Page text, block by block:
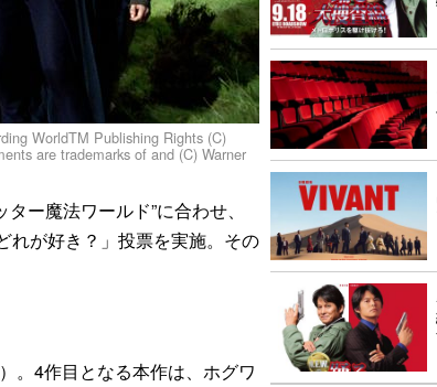
WorldTM Publishing Rights (C)
are trademarks of and (C) Warner
ー魔法ワールド”に合わせ、
れが好き？」投票を実施。その
。4作目となる本作は、ホグワ